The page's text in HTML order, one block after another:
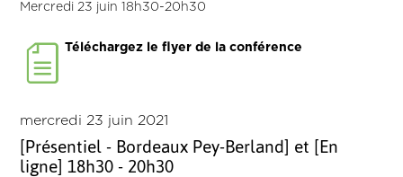
Mercredi 23 juin 18h30-20h30
Téléchargez le flyer de la conférence
mercredi 23 juin 2021
[Présentiel - Bordeaux Pey-Berland] et [En
ligne] 18h30 - 20h30